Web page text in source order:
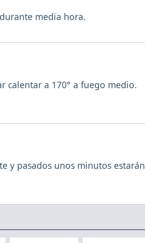
media hora.
calentar a 170° a fuego medio.
y pasados unos minutos estarán